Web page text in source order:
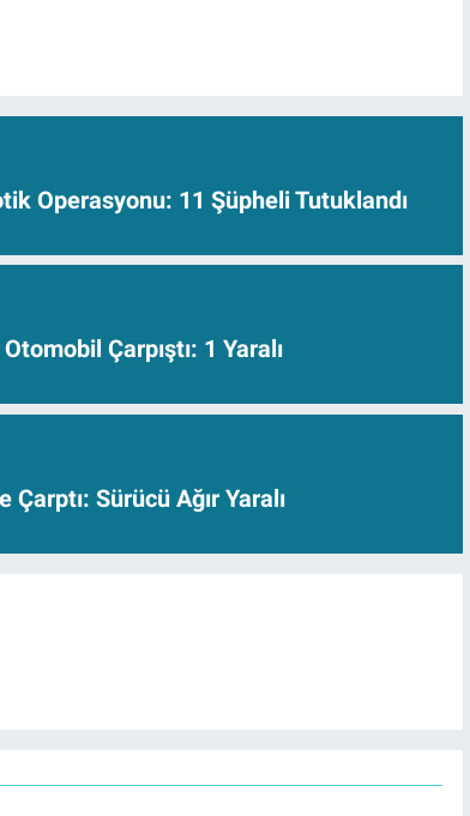
Operasyonu: 11 Şüpheli Tutuklandı
Çarpıştı: 1 Yaralı
Sürücü Ağır Yaralı